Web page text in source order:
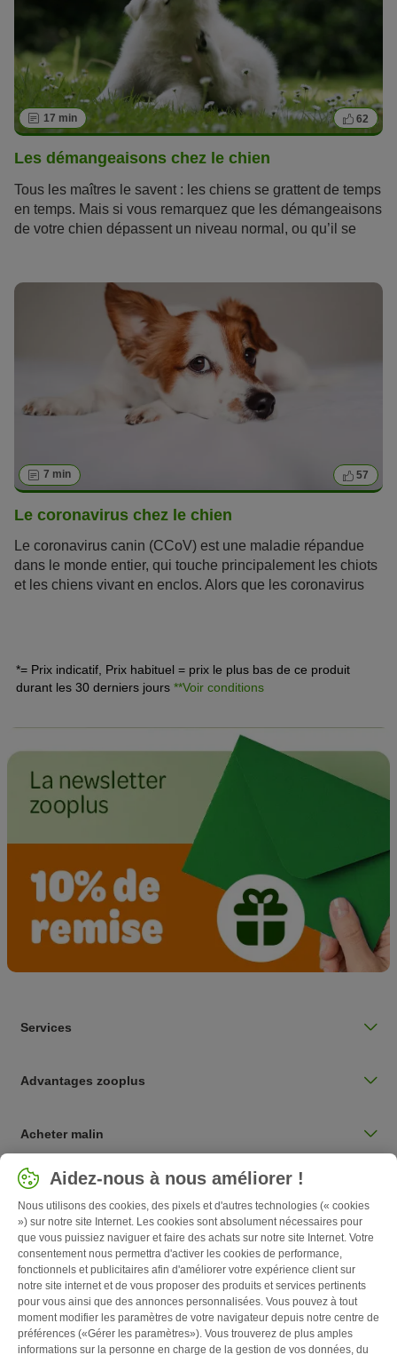
17 min 62
Les démangeaisons chez le chien
Tous les maîtres le savent : les chiens se grattent de temps
en temps. Mais si vous remarquez que les démangeaisons
de votre chien dépassent un niveau normal, ou qu’il se
démangeaisons chez le chien peuvent gravement nuire à
son bien-être et à sa qualité de vie. Parfois, elles sont si
intenses que le chien et son maître ne peuvent plus dormir.
7 min 57
Le coronavirus chez le chien
Le coronavirus canin (CCoV) est une maladie répandue
dans le monde entier, qui touche principalement les chiots
et les chiens vivant en enclos. Alors que les coronavirus
bégnine mais peut entraîner des crises de
diarrhée sévères ou même la mort chez les chiens au
*= Prix indicatif, Prix habituel = prix le plus bas de ce produit
durant les 30 derniers jours **Voir conditions
Services
Advantages zooplus
Acheter malin
Sélectionnez votre pays
Belgique / BE
Follow zooplus
Aidez-nous à nous améliorer !
Nous utilisons des cookies, des pixels et d'autres technologies (« cookies
») sur notre site Internet. Les cookies sont absolument nécessaires pour
que vous puissiez naviguer et faire des achats sur notre site Internet. Votre
consentement nous permettra d'activer les cookies de performance,
fonctionnels et publicitaires afin d'améliorer votre expérience client sur
notre site internet et de vous proposer des produits et services pertinents
pour vous ainsi que des annonces personnalisées. Vous pouvez à tout
moment modifier les paramètres de votre navigateur depuis notre centre de
préférences («Gérer les paramètres»). Vous trouverez de plus amples
informations sur la personne en charge de la gestion de vos données, du